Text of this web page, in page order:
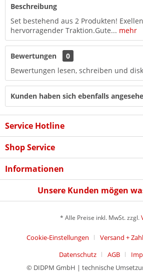
Beschreibung
Set bestehend aus 2 Produkten!
hervorragender Traktion.Gute... mehr
Bewertungen
0
Bewertungen lesen, schreiben und
Kunden haben sich ebenfalls
Service Hotline
Shop Service
Informationen
Unsere Kunden mögen
* Alle Preise inkl. MwSt. zzgl.
Cookie-Einstellungen Versand +
Datenschutz
AGB
© DIDPM GmbH | technische